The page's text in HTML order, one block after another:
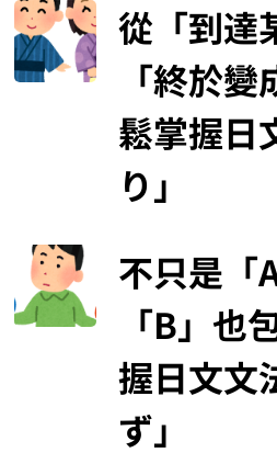
從「到達
「終於
鬆掌握日
り」
不只是「
「B」也
握日文文
ず」